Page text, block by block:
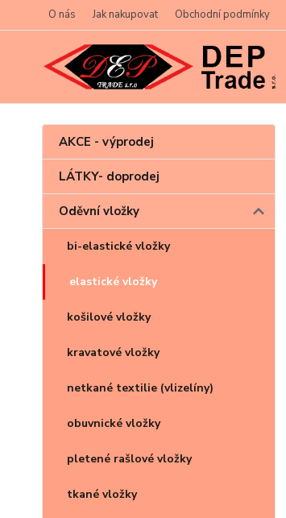
O nás Jak nakupovat Obchodní podmínky
AKCE - výprodej
LÁTKY- doprodej
Oděvní vložky
bi-elastické vložky
elastické vložky
košilové vložky
kravatové vložky
netkané textilie (vlizelíny)
obuvnické vložky
pletené rašlové vložky
tkané vložky